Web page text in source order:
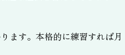
ます。本格的に練習すれば月